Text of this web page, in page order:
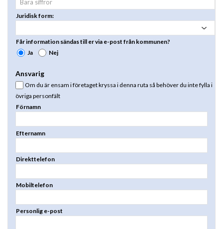
Juridisk form:
Får information sändas till er via e-post från kommunen?
Ja
Nej
Ansvarig
Om du är ensam i företaget kryssa i denna ruta så behöver du inte fylla i
övriga personfält
Förnamn
Efternamn
Direkttelefon
Mobiltelefon
Personlig e-post